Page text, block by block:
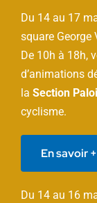
Du 14 au 17
square George
De 10h à 18h,
d’animations
la Section
cyclisme.
En savoir +
Du 14 au 16